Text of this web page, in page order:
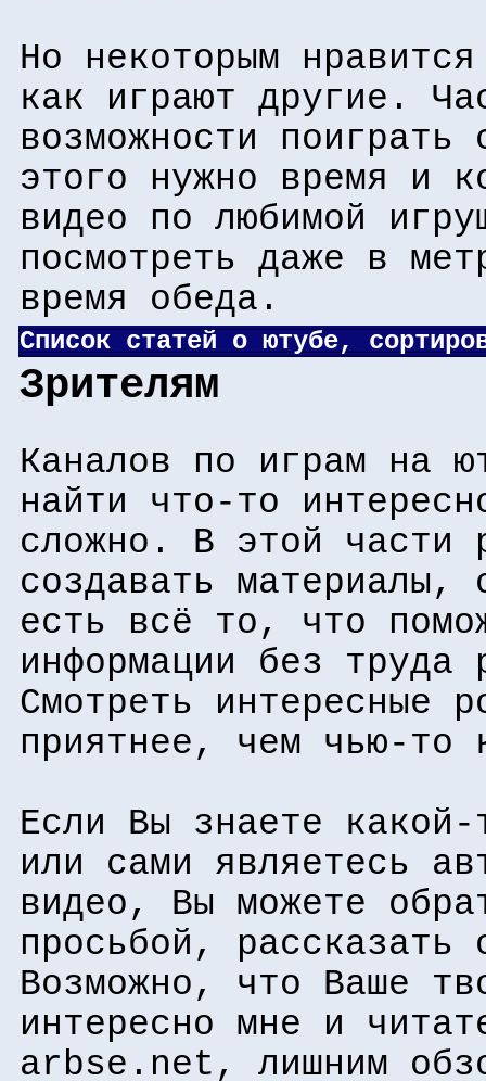
Но некоторым
как играют другие.
возможности
этого нужно время и
видео по любимой
посмотреть даже в
время обеда.
Список статей о ютубе,
Зрителям
Каналов по играм на
найти что-то
сложно. В этой части
создавать материалы,
есть всё то, что
информации без труда
Смотреть интересные
приятнее, чем чью-то
Если Вы знаете какой-
или сами являетесь
видео, Вы можете
просьбой, рассказать
Возможно, что Ваше
интересно мне и
arbse.net, лишним